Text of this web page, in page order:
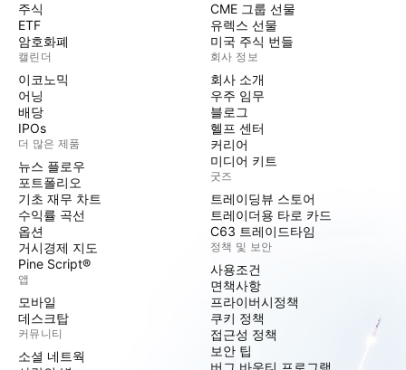
주식
ETF
암호화폐
캘린더
이코노믹
어닝
배당
IPOs
더 많은 제품
뉴스 플로우
포트폴리오
기초 재무 차트
수익률 곡선
옵션
거시경제 지도
Pine Script®
앱
모바일
데스크탑
커뮤니티
소셜 네트웍
CME 그룹 선물
유렉스 선물
미국 주식 번들
회사 정보
회사 소개
우주 임무
블로그
헬프 센터
커리어
미디어 키트
굿즈
트레이딩뷰 스토어
트레이더용 타로 카드
C63 트레이드타임
정책 및 보안
사용조건
면책사항
프라이버시정책
쿠키 정책
접근성 정책
보안 팁
버그 바운티 프로그램